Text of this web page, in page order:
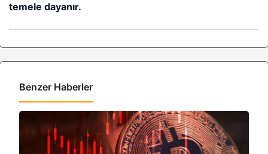
temele dayanır.
Benzer Haberler